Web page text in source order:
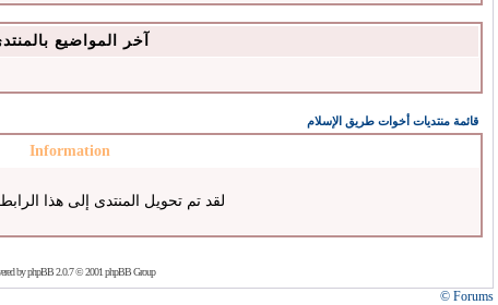
آخر المواضيع
قائمة منتديات أخوات طريق الإسلام
Information
لقد تم تحويل المنتدى إلى هذا
byphpBB2.0.7 © 2001 phpBB Group
Forums ©